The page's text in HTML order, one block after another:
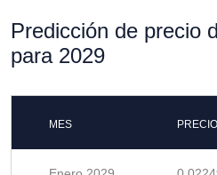
Predicción de precio
para 2029
MES